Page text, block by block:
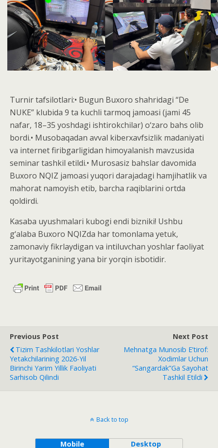
Turnir tafsilotlari:• Bugun Buxoro shahridagi “De
NUKE” klubida 9 ta kuchli tarmoq jamoasi (jami 45
nafar, 18–35 yoshdagi ishtirokchilar) o‘zaro bahs olib
bordi.• Musobaqadan avval kiberxavfsizlik madaniyati
va internet firibgarligidan himoyalanish mavzusida
seminar tashkil etildi.• Murosasiz bahslar davomida
Buxoro NQIZ jamoasi yuqori darajadagi hamjihatlik va
mahorat namoyish etib, barcha raqiblarini ortda
qoldirdi.
Kasaba uyushmalari kubogi endi bizniki! Ushbu
g‘alaba Buxoro NQIZda har tomonlama yetuk,
zamonaviy fikrlaydigan va intiluvchan yoshlar faoliyat
yuritayotganining yana bir yorqin isbotidir.
Previous Post
Tizim Tashkilotlari Yoshlar
Yetakchilarining 2026-Yil
Birinchi Yarim Yillik Faoliyati
Sarhisob Qilindi
Next Post
Mehnatga Munosib E’tirof:
Xodimlar Uchun
“Sangardak”ga Sayohat
Tashkil Etildi
Back to top
Mobile Desktop